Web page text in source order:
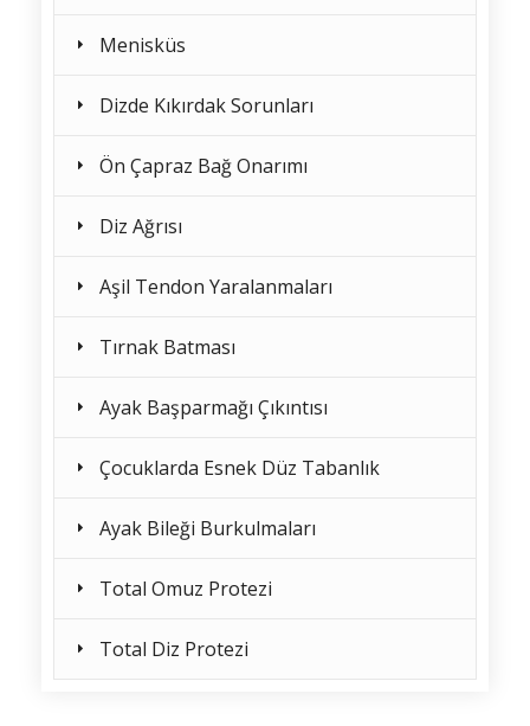
Menisküs
Dizde Kıkırdak Sorunları
Ön Çapraz Bağ Onarımı
Diz Ağrısı
Aşil Tendon Yaralanmaları
Tırnak Batması
Ayak Başparmağı Çıkıntısı
Çocuklarda Esnek Düz Tabanlık
Ayak Bileği Burkulmaları
Total Omuz Protezi
Total Diz Protezi